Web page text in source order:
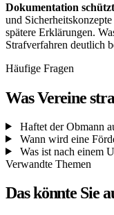
Dokumentation
und
spätere Erklärungen.
Strafverfahren deutlich
Häufige Fragen
Was Vereine
Haftet der Obmann
Wann wird eine
Was ist nach einem
Verwandte Themen
Das könnte Sie